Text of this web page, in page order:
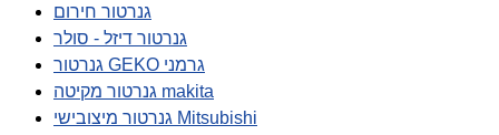
גנרטור חירום
גנרטור דיזל - סולר
גנרטור GEKO גרמני
גנרטור מקיטה makita
גנרטור מיצובישי Mitsubishi